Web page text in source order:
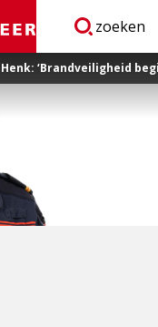
zoeken
‘Brandveiligheid